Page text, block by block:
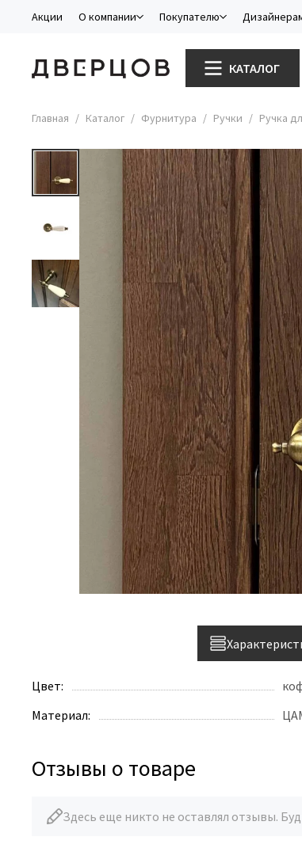
Акции О компании Покупателю
КАТАЛОГ
Главная Каталог Фурнитура Ручки Ручка
Цвет:
Материал:
Отзывы о товаре
Здесь еще никто не оставлял отзывы.